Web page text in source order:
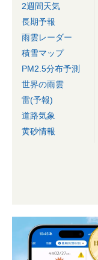
2週間天気
長期予報
雨雲レーダー
積雪マップ
PM2.5分布予測
世界の雨雲
雷(予報)
道路気象
黄砂情報